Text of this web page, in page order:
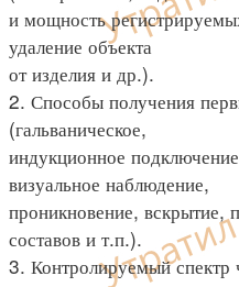
и мощность
удаление объекта
от изделия и др.).
2. Способы получения
(гальваническое,
индукционное
визуальное наблюдение,
проникновение, вскрытие,
составов и т.п.).
3. Контролируемый спектр